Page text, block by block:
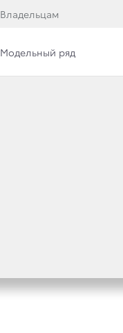
Владельцам
Модельный ряд